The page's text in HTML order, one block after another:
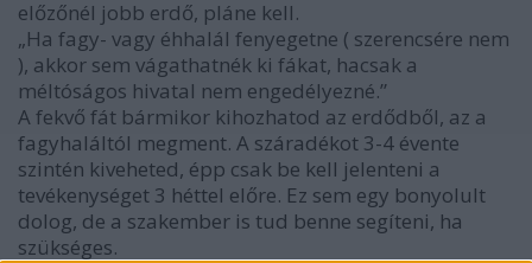
előzőnél jobb erdő, pláne kell.
„Ha fagy- vagy éhhalál fenyegetne ( szerencsére nem
), akkor sem vágathatnék ki fákat, hacsak a
méltóságos hivatal nem engedélyezné.”
A fekvő fát bármikor kihozhatod az erdődből, az a
fagyhaláltól megment. A száradékot 3-4 évente
szintén kiveheted, épp csak be kell jelenteni a
tevékenységet 3 héttel előre. Ez sem egy bonyolult
dolog, de a szakember is tud benne segíteni, ha
szükséges.